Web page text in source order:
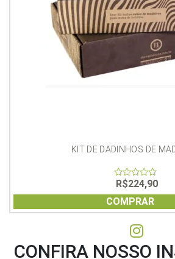
KIT DE DADINHOS DE
0
out
of
5
R$224,90
COMPRAR
CONFIRA NOSSO